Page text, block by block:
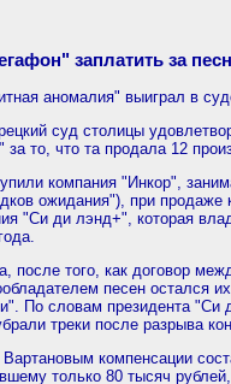
заплатить за
аномалия" выиграл в
суд столицы
то, что та продала 12
компания "Инкор",
ожидания"), при продаже
"Си ди лэнд+", которая
после того, как договор
песен остался
По словам президента "Си
треки после разрыва
компенсации
только 80 тысяч